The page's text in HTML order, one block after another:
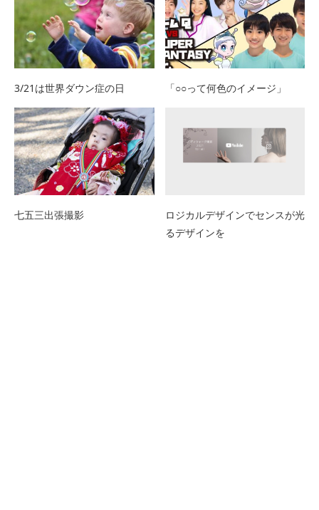
3/21は世界ダウン症の日 「○○って何色のイメージ」
七五三出張撮影
ロジカルデザインでセンスが光
るデザインを